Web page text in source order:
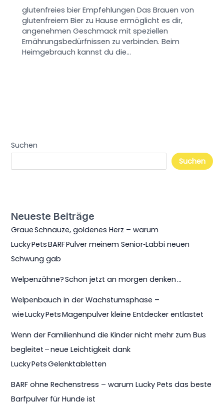
glutenfreies bier Empfehlungen Das Brauen von
glutenfreiem Bier zu Hause ermöglicht es dir,
angenehmen Geschmack mit speziellen
Ernährungsbedürfnissen zu verbinden. Beim
Heimgebrauch kannst du die…
Suchen
Suchen
Neueste Beiträge
Graue Schnauze, goldenes Herz – warum
Lucky Pets BARF Pulver meinem Senior‑Labbi neuen
Schwung gab
Welpenzähne? Schon jetzt an morgen denken …
Welpenbauch in der Wachstumsphase –
wie Lucky Pets Magenpulver kleine Entdecker entlastet
Wenn der Familienhund die Kinder nicht mehr zum Bus
begleitet – neue Leichtigkeit dank
Lucky Pets Gelenktabletten
BARF ohne Rechenstress – warum Lucky Pets das beste
Barfpulver für Hunde ist